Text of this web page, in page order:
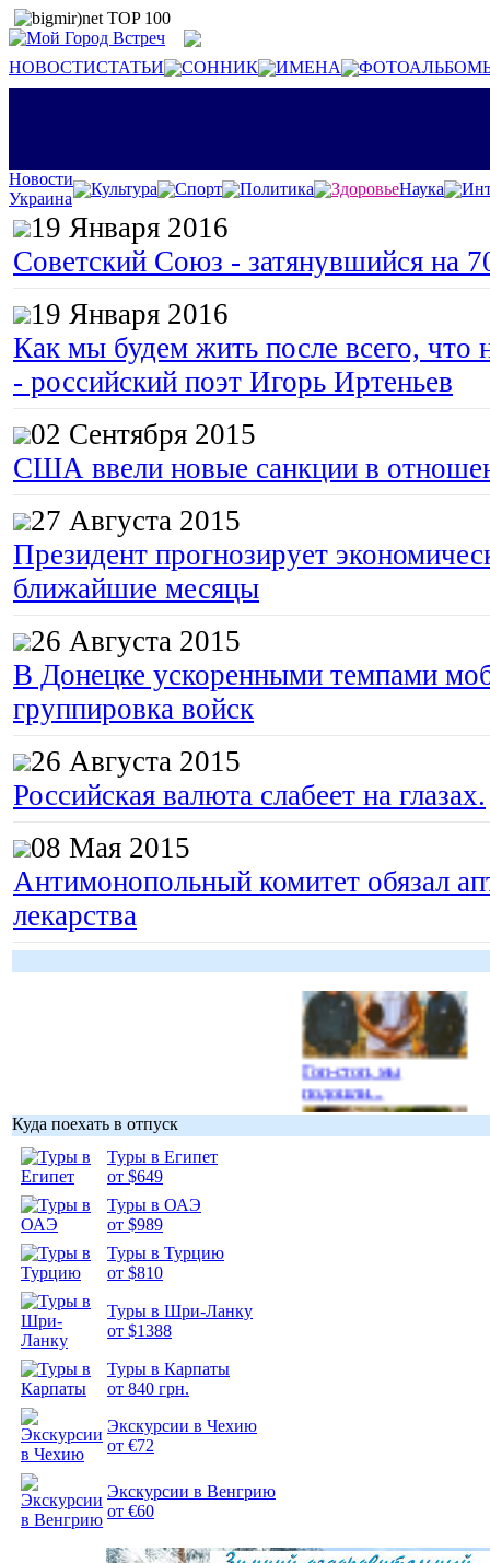
НОВОСТИСТАТЬИ СОННИК ИМЕНА
Новости
Украина
Культура Спорт Политика ЗдоровьеНаука
19 Января 2016
Советский Союз - затянувшийся на
19 Января 2016
Как мы будем жить после всего, что
- российский поэт Игорь Иртеньев
02 Сентября 2015
США ввели новые санкции в
27 Августа 2015
Президент прогнозирует
ближайшие месяцы
26 Августа 2015
В Донецке ускоренными темпами
группировка войск
26 Августа 2015
Российская валюта слабеет на глазах.
08 Мая 2015
Антимонопольный комитет обязал
лекарства
Гоп-стоп, мы
подошли...
Куда поехать в отпуск
Туры в Египет
от $649
Туры в ОАЭ
от $989
Туры в Турцию
от $810
Туры в Шри-Ланку
от $1388
Туры в Карпаты
от 840 грн.
Экскурсии в Чехию
от €72
Экскурсии в Венгрию
от €60